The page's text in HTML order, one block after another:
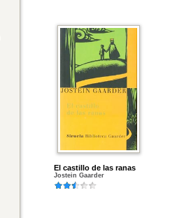
El castillo de las ranas
Jostein Gaarder